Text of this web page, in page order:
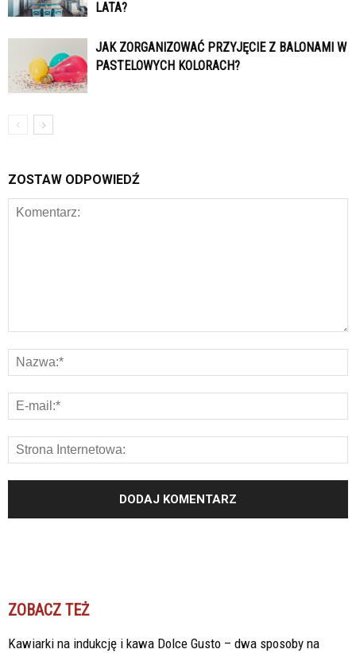
LATA?
JAK ZORGANIZOWAĆ PRZYJĘCIE Z BALONAMI W
PASTELOWYCH KOLORACH?
ZOSTAW ODPOWIEDŹ
ZOBACZ TEŻ
Kawiarki na indukcję i kawa Dolce Gusto – dwa sposoby na